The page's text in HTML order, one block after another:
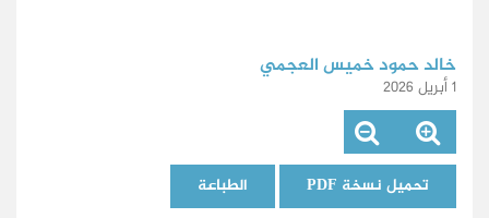
خالد حمود خميس العجمي
1 أبريل 2026
تحميل نسخة PDF الطباعة